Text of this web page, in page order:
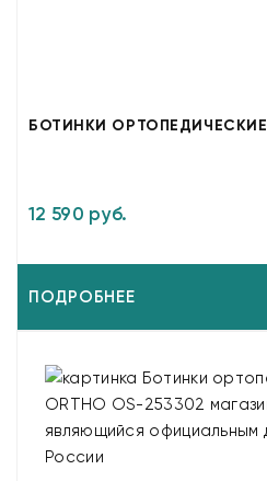
БОТИНКИ ОРТОПЕДИЧЕСКИЕ
12 590 руб.
ПОДРОБНЕЕ